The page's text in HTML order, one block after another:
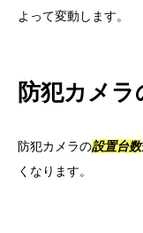
よって変動します。
防犯カメ
防犯カメラの設置台数
くなります。